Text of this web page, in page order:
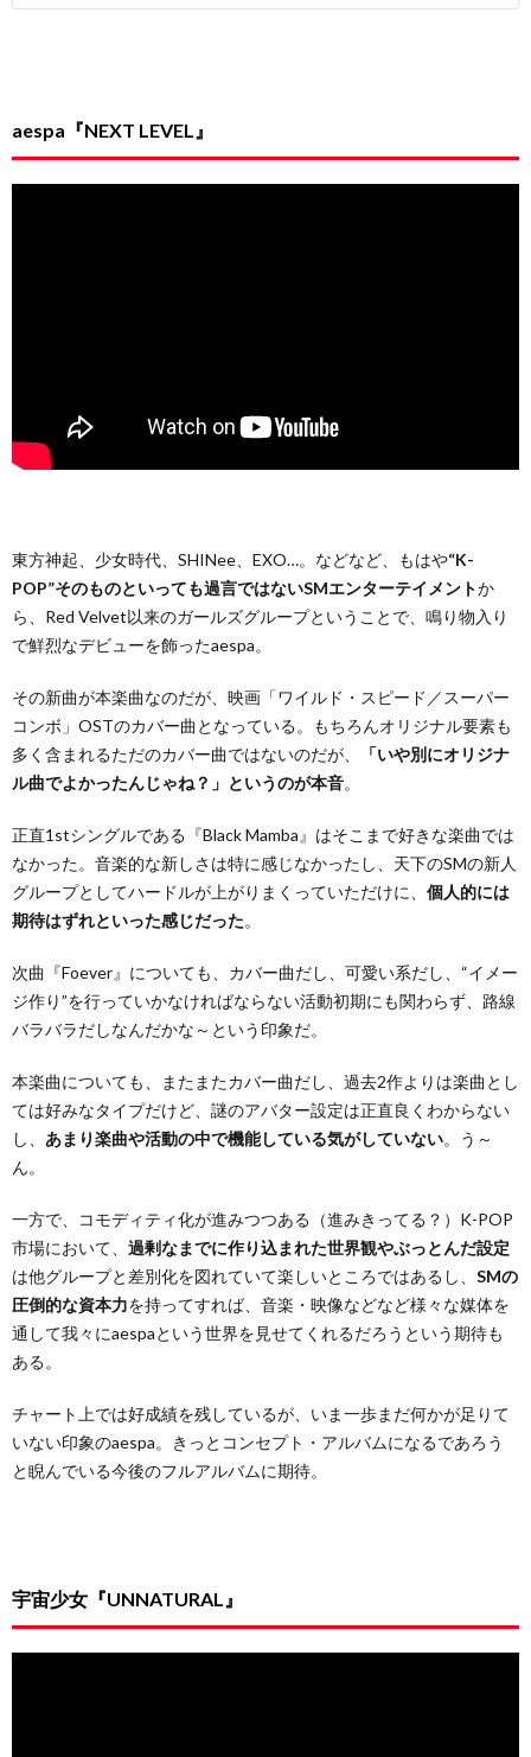
aespa『NEXT LEVEL』
東方神起、少女時代、SHINee、EXO…。などなど、もはや“K-
POP”そのものといっても過言ではないSMエンターテイメントか
ら、Red Velvet以来のガールズグループということで、鳴り物入り
で鮮烈なデビューを飾ったaespa。
その新曲が本楽曲なのだが、映画「ワイルド・スピード／スーパー
コンボ」OSTのカバー曲となっている。もちろんオリジナル要素も
多く含まれるただのカバー曲ではないのだが、
「いや別にオリジナ
ル曲でよかったんじゃね？」というのが本音。
正直1stシングルである『Black Mamba』はそこまで好きな楽曲では
なかった。音楽的な新しさは特に感じなかったし、天下のSMの新人
グループとしてハードルが上がりまくっていただけに、 個人的には
期待はずれといった感じだった。
次曲『Foever』についても、カバー曲だし、可愛い系だし、“イメー
ジ作り”を行っていかなければならない活動初期にも関わらず、路線
バラバラだしなんだかな～という印象だ。
本楽曲についても、またまたカバー曲だし、過去2作よりは楽曲とし
ては好みなタイプだけど、謎のアバター設定は正直良くわからない
し、 あまり楽曲や活動の中で機能している気がしていない。う～
ん。
一方で、コモディティ化が進みつつある（進みきってる？）K-POP
市場において、 過剰なまでに作り込まれた世界観やぶっとんだ設定
は他グループと差別化を図れていて楽しいところではあるし、 SMの
圧倒的な資本力を持ってすれば、音楽・映像などなど様々な媒体を
通して我々にaespaという世界を見せてくれるだろうという期待も
ある。
チャート上では好成績を残しているが、いま一歩まだ何かが足りて
いない印象のaespa。きっとコンセプト・アルバムになるであろう
と睨んでいる今後のフルアルバムに期待。
宇宙少女『UNNATURAL』